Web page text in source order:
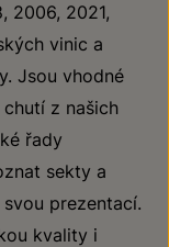
2006, 2021,
vinic a
Jsou vhodné
z našich
řady
sekty a
prezentací.
kvality i